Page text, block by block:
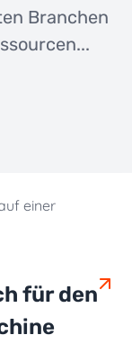
Branchen
für den